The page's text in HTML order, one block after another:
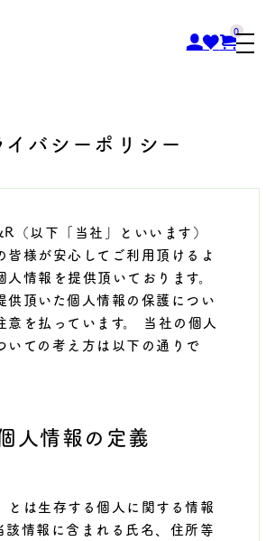
0
イバシーポリシー
（以下「当社」といいます）
皆様が安心してご利用頂けるよ
人情報を提供頂いております。
供頂いた個人情報の保護につい
意を払っています。 当社の個人
いての考え方は以下の通りで
人情報の定義
とは生存する個人に関する情報
該情報に含まれる氏名、住所等